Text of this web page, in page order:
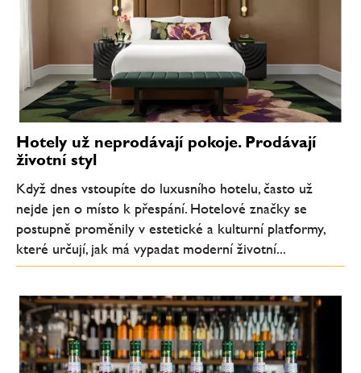
Hotely už neprodávají pokoje. Prodávají
životní styl
Když dnes vstoupíte do luxusního hotelu, často už
nejde jen o místo k přespání. Hotelové značky se
postupně proměnily v estetické a kulturní platformy,
které určují, jak má vypadat moderní životní...